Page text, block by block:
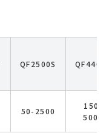
QF2500S
50-2500
150-
5000